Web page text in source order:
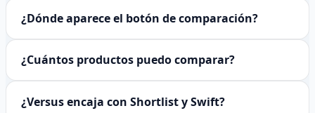
¿Dónde aparece el botón de comparación?
¿Cuántos productos puedo comparar?
¿Versus encaja con Shortlist y Swift?